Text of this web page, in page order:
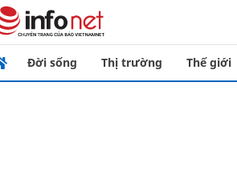
Đời sống Thị trường Thế giới